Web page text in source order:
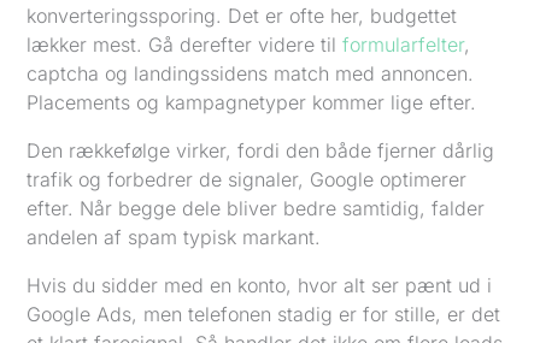
konverteringssporing. Det er ofte her, budgettet
lækker mest. Gå derefter videre tilformularfelter,
captcha og landingssidens match med annoncen.
Placements og kampagnetyper kommer lige efter.
Den rækkefølge virker, fordi den både fjerner dårlig
trafik og forbedrer de signaler, Google optimerer
efter. Når begge dele bliver bedre samtidig, falder
andelen af spam typisk markant.
Hvis du sidder med en konto, hvor alt ser pænt ud i
Google Ads, men telefonen stadig er for stille, er det